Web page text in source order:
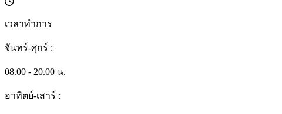
เวลาทำการ
จันทร์-ศุกร์ :
08.00 - 20.00 น.
อาทิตย์-เสาร์ :